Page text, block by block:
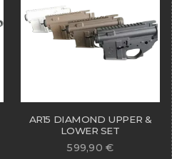
AR15 DIAMOND UPPER &
LOWER SET
599,90€